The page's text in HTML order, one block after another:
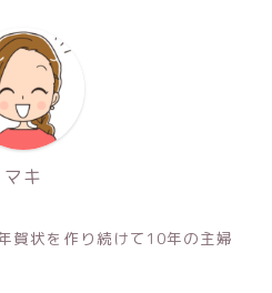
マキ
賀状を作り続けて10年の主婦